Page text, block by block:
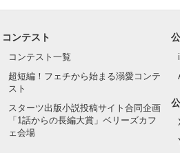
コンテスト
コンテスト一覧
超短編！フェチから始まる溺愛コンテ
スト
スターツ出版小説投稿サイト合同企画
「1話からの長編大賞」ベリーズカフ
ェ会場